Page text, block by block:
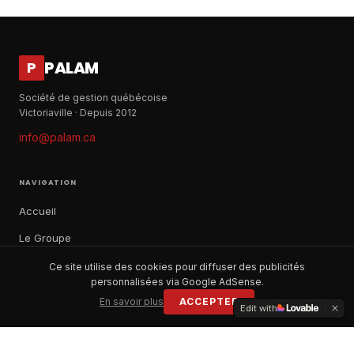
P PALAM
Société de gestion québécoise
Victoriaville · Depuis 2012
info@palam.ca
NAVIGATION
Accueil
Le Groupe
Notre histoire
Ce site utilise des cookies pour diffuser des publicités
personnalisées via Google AdSense.
En savoir plus
ACCEPTER
Edit with